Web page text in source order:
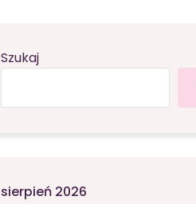
Szukaj
sierpień 2026